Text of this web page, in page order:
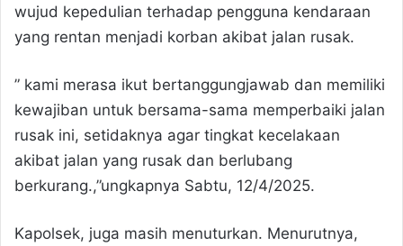
wujud kepedulian terhadap pengguna kendaraan
yang rentan menjadi korban akibat jalan rusak.
” kami merasa ikut bertanggungjawab dan memiliki
kewajiban untuk bersama-sama memperbaiki jalan
rusak ini, setidaknya agar tingkat kecelakaan
akibat jalan yang rusak dan berlubang
berkurang.,”ungkapnya Sabtu, 12/4/2025.
Kapolsek, juga masih menuturkan. Menurutnya,